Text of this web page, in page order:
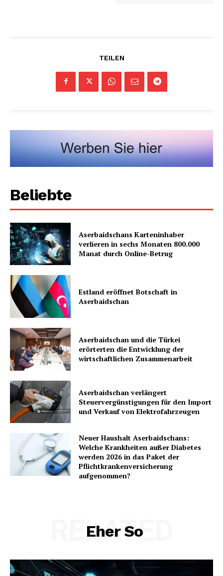
TEILEN
Beliebte
Aserbaidschans Karteninhaber
verlieren in sechs Monaten 800.000
Manat durch Online-Betrug
Estland eröffnet Botschaft in
Aserbaidschan
Aserbaidschan und die Türkei
erörterten die Entwicklung der
wirtschaftlichen Zusammenarbeit
Aserbaidschan verlängert
Steuervergünstigungen für den Import
und Verkauf von Elektrofahrzeugen
Neuer Haushalt Aserbaidschans:
Welche Krankheiten außer Diabetes
werden 2026 in das Paket der
Pflichtkrankenversicherung
aufgenommen?
Eher So
RELATED